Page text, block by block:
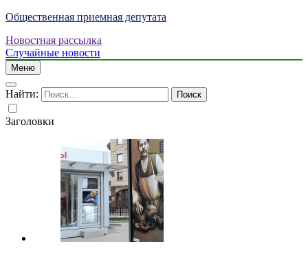
Общественная приемная депутата
Новостная рассылка
Случайные новости
Меню
Найти:
Заголовки